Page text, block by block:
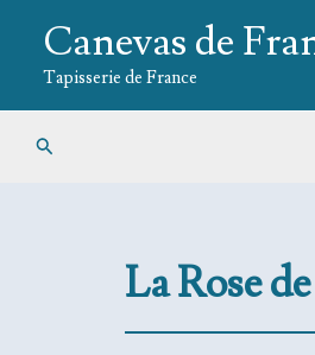
contenu
Canevas de
Tapisserie de France
Rechercher
La Rose